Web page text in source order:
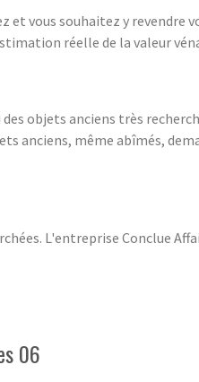
vous souhaitez y revendre
réelle de la valeur
objets anciens très
anciens, même abîmés,
L'entreprise Conclue
06